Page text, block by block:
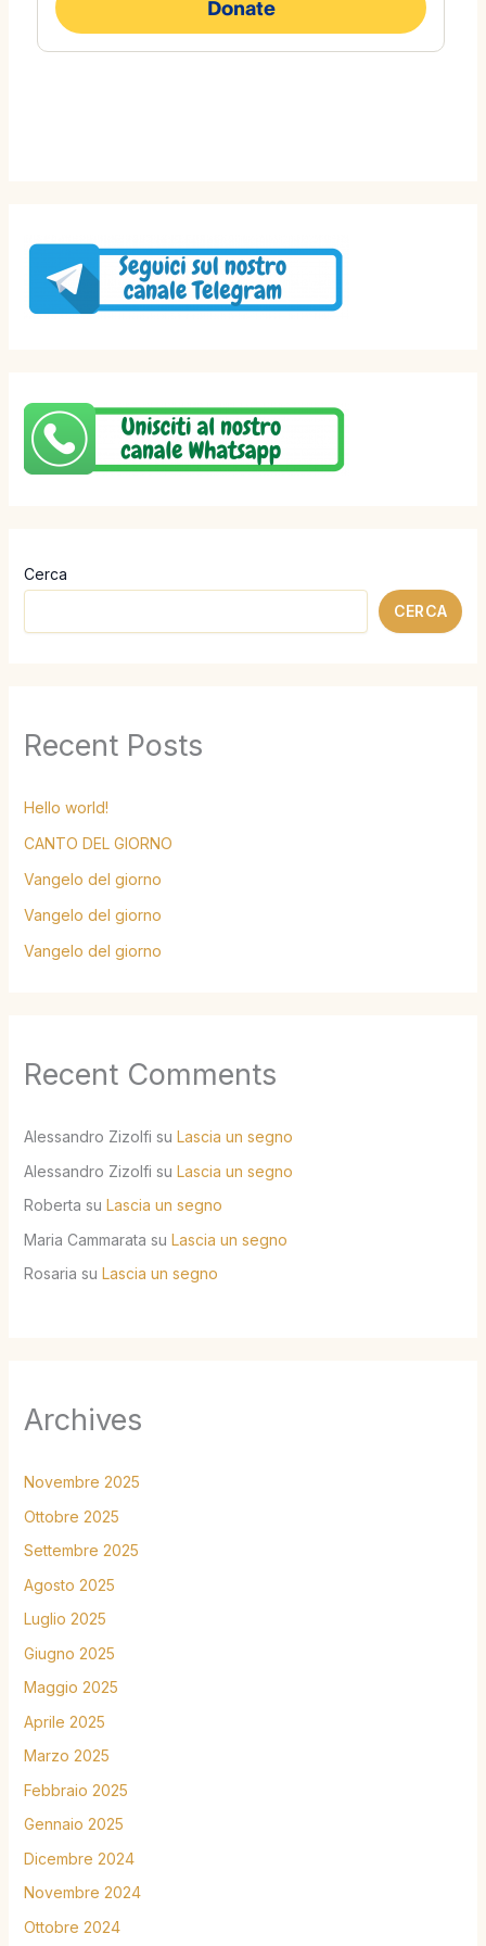
Cerca
CERCA
Recent Posts
Hello world!
CANTO DEL GIORNO
Vangelo del giorno
Vangelo del giorno
Vangelo del giorno
Recent Comments
Alessandro Zizolfi su Lascia un segno
Alessandro Zizolfi su Lascia un segno
Roberta su Lascia un segno
Maria Cammarata su Lascia un segno
Rosaria su Lascia un segno
Archives
Novembre 2025
Ottobre 2025
Settembre 2025
Agosto 2025
Luglio 2025
Giugno 2025
Maggio 2025
Aprile 2025
Marzo 2025
Febbraio 2025
Gennaio 2025
Dicembre 2024
Novembre 2024
Ottobre 2024